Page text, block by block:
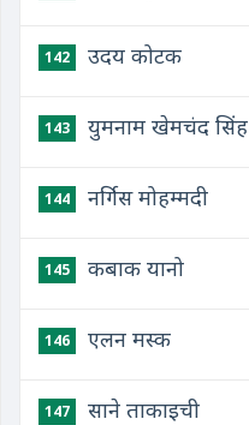
142 उदय कोटक
143 युमनाम खेमचंद सिंह
144 नर्गिस मोहम्मदी
145 कबाक यानो
146 एलन मस्क
147 साने ताकाइची